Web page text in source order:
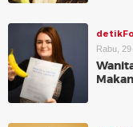
Rabu,